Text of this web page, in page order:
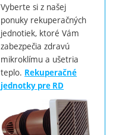
Vyberte si z našej
ponuky rekuperačných
jednotiek, ktoré Vám
zabezpečia zdravú
mikroklímu a ušetria
teplo. Rekuperačné
jednotky pre RD